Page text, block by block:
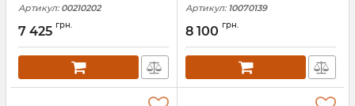
Артикул: 00210202
7 425 грн.
Артикул: 10070139
8 100 грн.